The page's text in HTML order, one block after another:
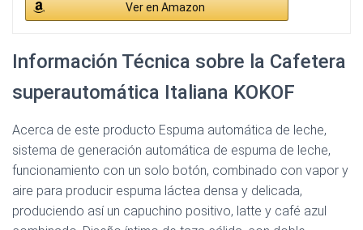
Ver en Amazon
Información Técnica sobre la Cafetera
superautomática Italiana KOKOF
Acerca de este producto Espuma automática de leche,
sistema de generación automática de espuma de leche,
funcionamiento con un solo botón, combinado con vapor y
aire para producir espuma láctea densa y delicada,
produciendo así un capuchino positivo, latte y café azul